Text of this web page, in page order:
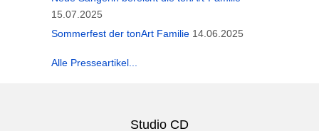
15.07.2025
Sommerfest der tonArt Familie 14.06.2025
Alle Presseartikel...
Studio CD